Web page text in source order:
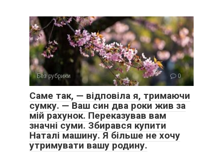
Без рубрики 0
Саме так, — відповіла я, тримаючи
сумку. — Ваш син два роки жив за
мій рахунок. Переказував вам
значні суми. Збирався купити
Наталі машину. Я більше не хочу
утримувати вашу родину.